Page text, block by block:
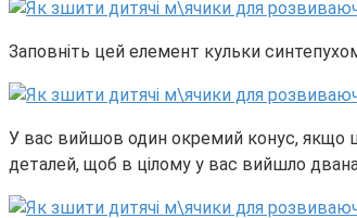
Заповніть цей елемент кульки
У вас вийшов один окремий конус, якщо
деталей, щоб в цілому у вас вийшло